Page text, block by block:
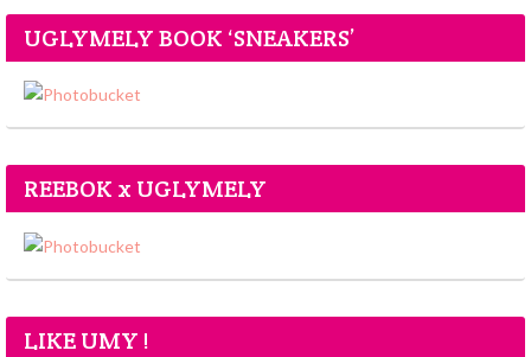
UGLYMELY BOOK ‘SNEAKERS’
REEBOK x UGLYMELY
LIKE UMY !